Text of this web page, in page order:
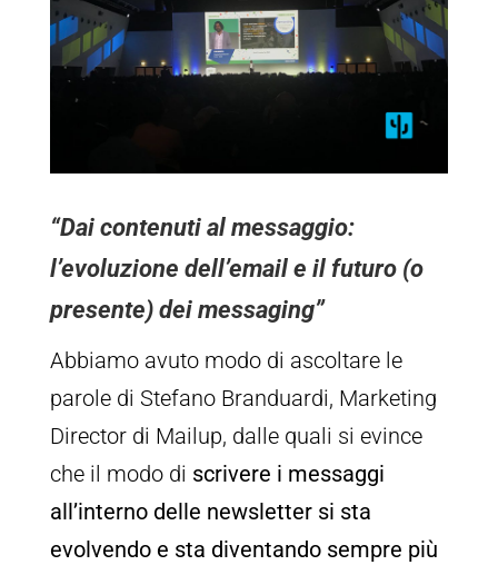
“Dai contenuti al messaggio:
l’evoluzione dell’email e il futuro (o
presente) dei messaging”
Abbiamo avuto modo di ascoltare le
parole di Stefano Branduardi, Marketing
Director di Mailup, dalle quali si evince
che il modo di scrivere i messaggi
all’interno delle newsletter si sta
evolvendo e sta diventando sempre più